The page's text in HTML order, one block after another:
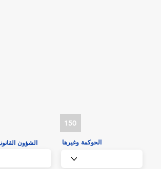
150
الشؤون الحوكمة وغيرها